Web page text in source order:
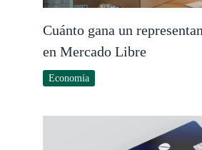
Cuánto gana un
en Mercado Libre
Economía